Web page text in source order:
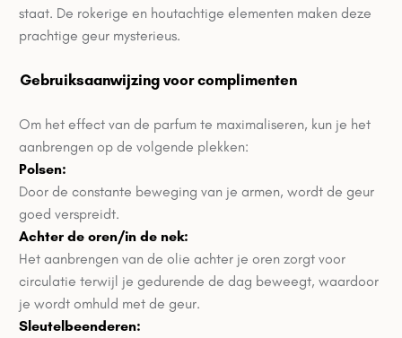
staat. De rokerige en houtachtige elementen maken deze
prachtige geur mysterieus.
Gebruiksaanwijzing voor complimenten
Om het effect van de parfum te maximaliseren, kun je het
aanbrengen op de volgende plekken:
Polsen:
Door de constante beweging van je armen, wordt de geur
goed verspreidt.
Achter de oren/in de nek:
Het aanbrengen van de olie achter je oren zorgt voor
circulatie terwijl je gedurende de dag beweegt, waardoor
je wordt omhuld met de geur.
Sleutelbeenderen: